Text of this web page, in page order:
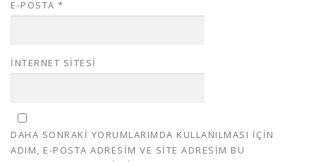
E-POSTA *
İNTERNET SITESI
DAHA SONRAKI YORUMLARIMDA KULLANILMASI IÇIN
ADIM, E-POSTA ADRESIM VE SITE ADRESIM BU